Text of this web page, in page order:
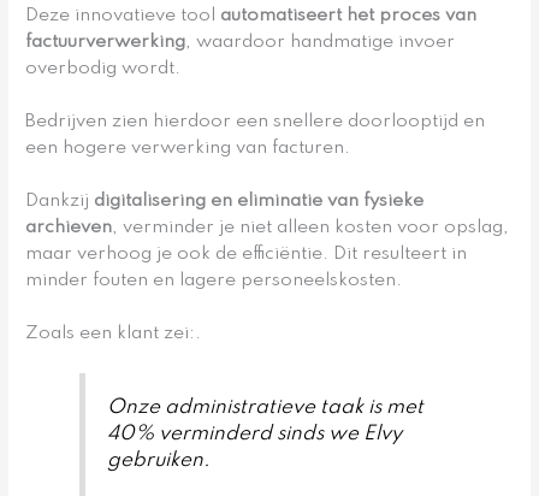
Deze innovatieve tool automatiseert het proces van
factuurverwerking, waardoor handmatige invoer
overbodig wordt.
Bedrijven zien hierdoor een snellere doorlooptijd en
een hogere verwerking van facturen.
Dankzij digitalisering en eliminatie van fysieke
archieven, verminder je niet alleen kosten voor opslag,
maar verhoog je ook de efficiëntie. Dit resulteert in
minder fouten en lagere personeelskosten.
Zoals een klant zei:.
Onze administratieve taak is met
40% verminderd sinds we Elvy
gebruiken.